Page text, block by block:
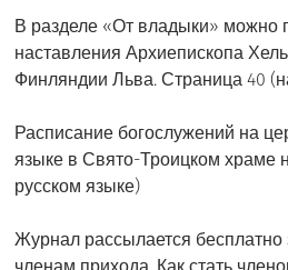
В разделе «От владыки» можно
наставления Архиепископа
Финляндии Льва. Страница 40
Расписание богослужений на
языке в Свято-Троицком храме
русском языке)
Журнал рассылается